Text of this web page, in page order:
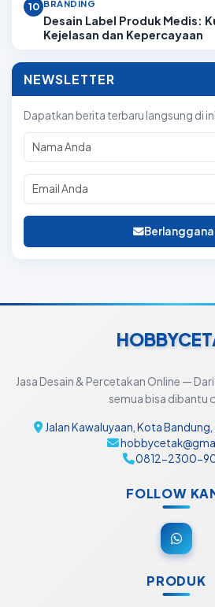
10 BRANDING
Desain Label Produk Medis:
Kejelasan dan Kepercayaan
NEWSLETTER
Dapatkan berita terbaru langsung di
Jasa Desain & Percetakan Online —
semua bisa dibantu
Jalan Kawaluyaan, Kota
0812-2300-
FOLLOW
PRODUK